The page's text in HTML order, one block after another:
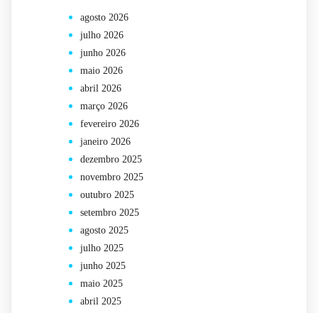
agosto 2026
julho 2026
junho 2026
maio 2026
abril 2026
março 2026
fevereiro 2026
janeiro 2026
dezembro 2025
novembro 2025
outubro 2025
setembro 2025
agosto 2025
julho 2025
junho 2025
maio 2025
abril 2025